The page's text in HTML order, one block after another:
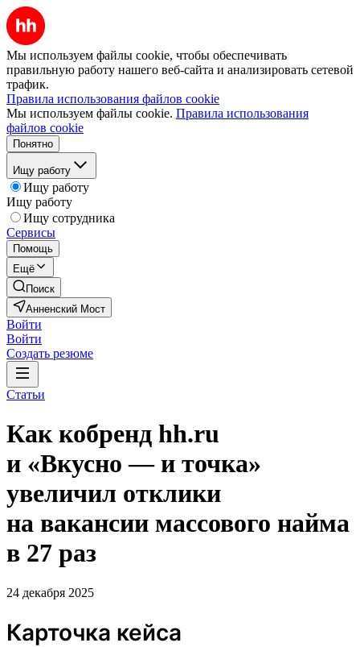
Мы используем файлы cookie, чтобы обеспечивать
правильную работу нашего веб-сайта и анализировать сетевой
трафик.
Правила использования файлов cookie
Мы используем файлы cookie. Правила использования
файлов cookie
Понятно
Ищу работу
Ищу работу
Ищу работу
Ищу сотрудника
Сервисы
Помощь
Ещё
Поиск
Анненский Мост
Войти
Войти
Создать резюме
Статьи
Как кобренд hh.ru
и «Вкусно — и точка»
увеличил отклики
на вакансии массового найма
в 27 раз
24 декабря 2025
Карточка кейса